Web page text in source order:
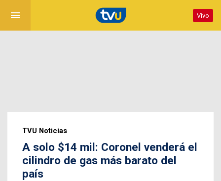
menu Vivo
TVU Noticias
A solo $14 mil: Coronel venderá el
cilindro de gas más barato del
país